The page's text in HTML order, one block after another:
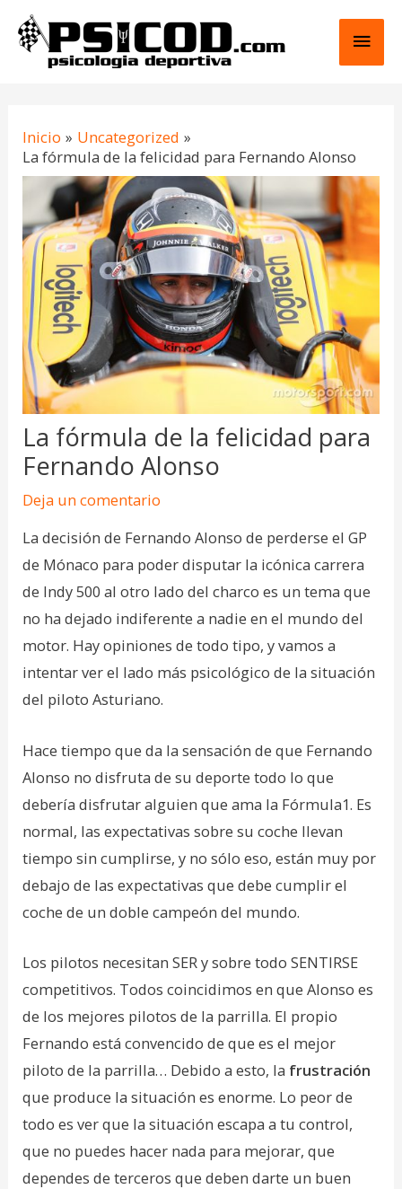
contenido
Inicio
Uncategorized
La fórmula de la felicidad para Fernando Alonso
La fórmula de la felicidad para
Fernando Alonso
Deja un comentario
La decisión de Fernando Alonso de perderse el GP
de Mónaco para poder disputar la icónica carrera
de Indy 500 al otro lado del charco es un tema que
no ha dejado indiferente a nadie en el mundo del
motor. Hay opiniones de todo tipo, y vamos a
intentar ver el lado más psicológico de la situación
del piloto Asturiano.
Hace tiempo que da la sensación de que Fernando
Alonso no disfruta de su deporte todo lo que
debería disfrutar alguien que ama la Fórmula1. Es
normal, las expectativas sobre su coche llevan
tiempo sin cumplirse, y no sólo eso, están muy por
debajo de las expectativas que debe cumplir el
coche de un doble campeón del mundo.
Los pilotos necesitan SER y sobre todo SENTIRSE
competitivos. Todos coincidimos en que Alonso es
de los mejores pilotos de la parrilla. El propio
Fernando está convencido de que es el mejor
piloto de la parrilla… Debido a esto, la frustración
que produce la situación es enorme. Lo peor de
todo es ver que la situación escapa a tu control,
que no puedes hacer nada para mejorar, que
dependes de terceros que deben darte un buen
de
entradas